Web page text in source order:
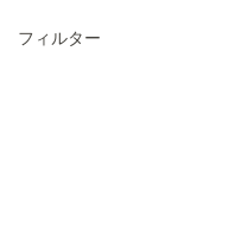
フィルター